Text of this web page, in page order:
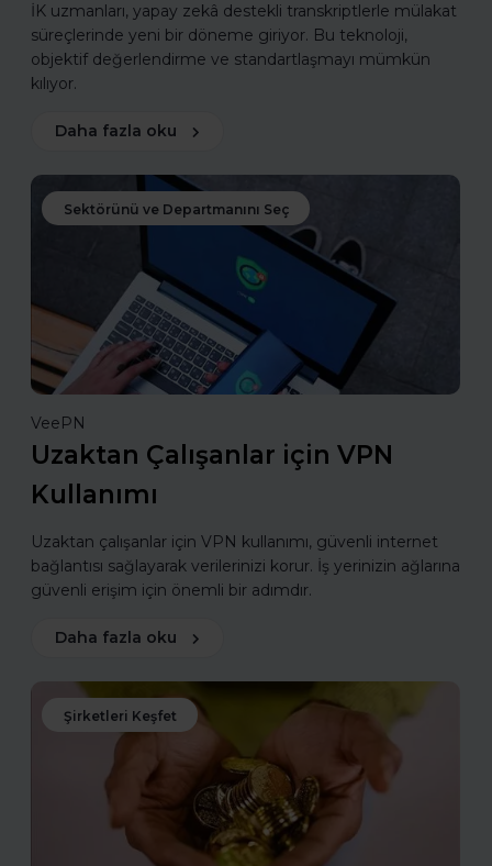
İK uzmanları, yapay zekâ destekli transkriptlerle mülakat
süreçlerinde yeni bir döneme giriyor. Bu teknoloji,
objektif değerlendirme ve standartlaşmayı mümkün
kılıyor.
Daha fazla oku
Sektörünü ve Departmanını Seç
VeePN
Uzaktan Çalışanlar için VPN
Kullanımı
Uzaktan çalışanlar için VPN kullanımı, güvenli internet
bağlantısı sağlayarak verilerinizi korur. İş yerinizin ağlarına
güvenli erişim için önemli bir adımdır.
Daha fazla oku
Şirketleri Keşfet